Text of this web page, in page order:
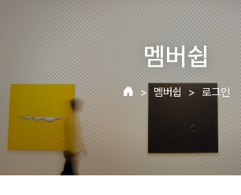
멤버쉽
멤버쉽 로그인